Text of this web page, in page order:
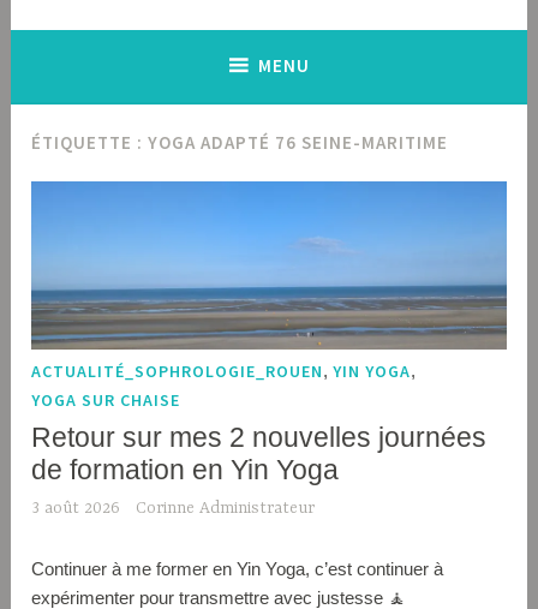
MENU
ÉTIQUETTE :YOGA ADAPTÉ 76 SEINE-MARITIME
ACTUALITÉ_SOPHROLOGIE_ROUEN,YIN YOGA,
YOGA SUR CHAISE
Retour sur mes 2 nouvelles journées
de formation en Yin Yoga
3 août 2026 Corinne Administrateur
Continuer à me former en Yin Yoga, c’est continuer à
expérimenter pour transmettre avec justesse 🧘